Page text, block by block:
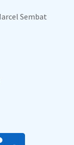
Sembat